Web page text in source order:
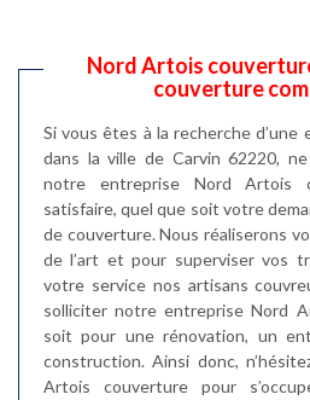
Nord Artois
couverture
Si vous êtes à la recherche
dans la ville de Carvin 62220,
notre entreprise Nord Artois
satisfaire, quel que soit votre
de couverture. Nous réaliserons
de l’art et pour superviser vos
votre service nos artisans
solliciter notre entreprise Nord
soit pour une rénovation, un
construction. Ainsi donc,
Artois couverture pour